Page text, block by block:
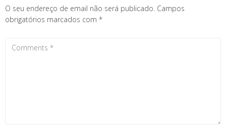
O seu endereço de email não será publicado. Campos
obrigatórios marcados com *